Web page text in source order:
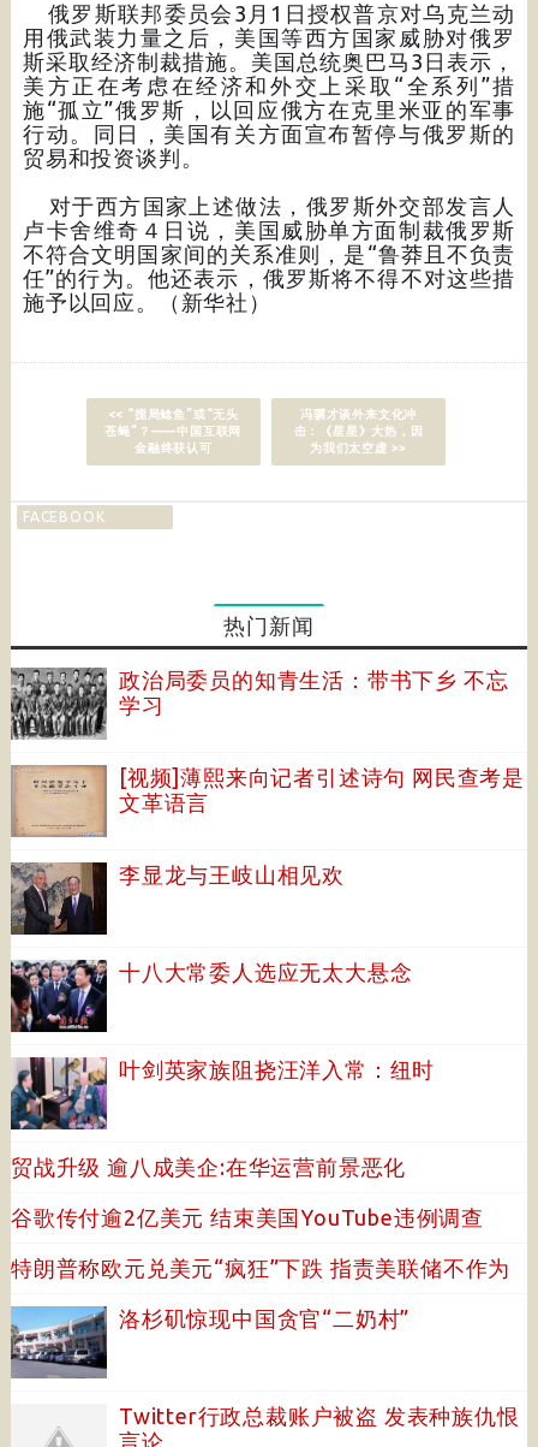
俄罗斯联邦委员会3月1日授权普京对乌克兰动
用俄武装力量之后，美国等西方国家威胁对俄罗
斯采取经济制裁措施。美国总统奥巴马3日表示，
美方正在考虑在经济和外交上采取“全系列”措
施“孤立”俄罗斯，以回应俄方在克里米亚的军事
行动。同日，美国有关方面宣布暂停与俄罗斯的
贸易和投资谈判。
对于西方国家上述做法，俄罗斯外交部发言人
卢卡舍维奇４日说，美国威胁单方面制裁俄罗斯
不符合文明国家间的关系准则，是“鲁莽且不负责
任”的行为。他还表示，俄罗斯将不得不对这些措
施予以回应。（新华社）
<< “搅局鲶鱼”或“无头
苍蝇”？——中国互联网
金融终获认可
冯骥才谈外来文化冲
击：《星星》大热，因
为我们太空虚 >>
FACEBOOK
热门新闻
政治局委员的知青生活：带书下乡 不忘
学习
[视频]薄熙来向记者引述诗句 网民查考是
文革语言
李显龙与王岐山相见欢
十八大常委人选应无太大悬念
叶剑英家族阻挠汪洋入常：纽时
贸战升级 逾八成美企:在华运营前景恶化
谷歌传付逾2亿美元 结束美国YouTube违例调查
特朗普称欧元兑美元“疯狂”下跌 指责美联储不作为
洛杉矶惊现中国贪官“二奶村”
Twitter行政总裁账户被盗 发表种族仇恨
言论